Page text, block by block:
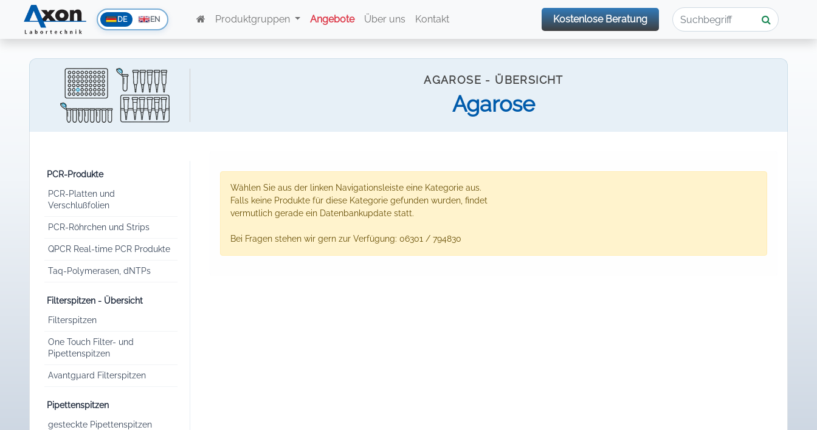
DE EN Produktgruppen Angebote Über uns Kontakt Kostenlose Beratung
AGAROSE - ÜBERSICHT
Agarose
PCR-Produkte
PCR-Platten und
Verschlußfolien
PCR-Röhrchen und Strips
QPCR Real-time PCR Produkte
Taq-Polymerasen, dNTPs
Filterspitzen - Übersicht
Filterspitzen
One Touch Filter- und
Pipettenspitzen
Avantgµard Filterspitzen
Pipettenspitzen
gesteckte Pipettenspitzen
Wählen Sie aus der linken Navigationsleiste eine Kategorie aus.
Falls keine Produkte für diese Kategorie gefunden wurden, findet
vermutlich gerade ein Datenbankupdate statt.
Bei Fragen stehen wir gern zur Verfügung: 06301 / 794830